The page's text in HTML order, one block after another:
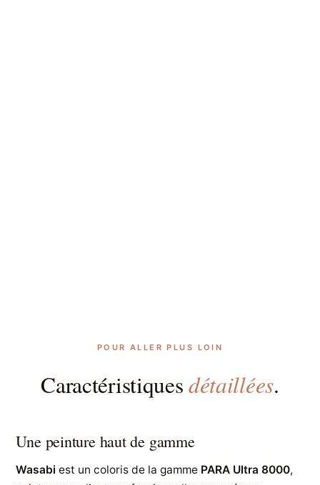
POUR ALLER PLUS LOIN
Caractéristiquesdétaillées.
Une peinture haut de gamme
Wasabi est un coloris de la gamme PARA Ultra 8000,